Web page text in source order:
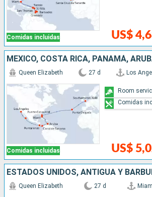
Comidas incluidas US$
Comidas incluidas
Queen Elizabeth 27 d Los
US$
Room
Comidas
Queen Elizabeth 27 d